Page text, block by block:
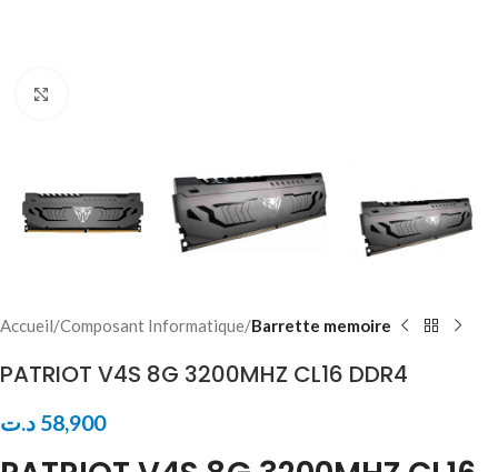
Accueil Composant Informatique Barrette memoire
PATRIOT V4S 8G 3200MHZ CL16 DDR4
58,900 د.ت